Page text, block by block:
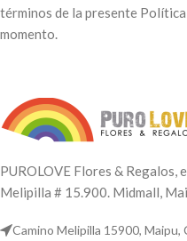
términos de la presente
momento.
PUROLOVE Flores & Regalos,
Melipilla # 15.900. Midmall,
Camino Melipilla 15900, Maipu,